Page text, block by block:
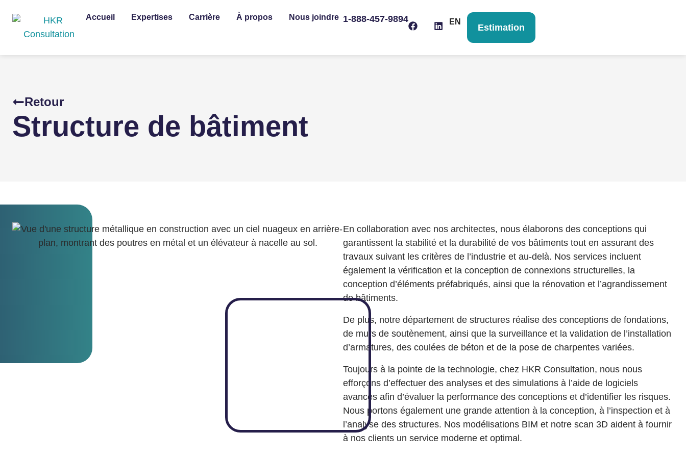
Accueil Expertises Carrière À propos Nous joindre 1-888-457-9894 EN
Estimation
Retour
Structure de bâtiment
En collaboration avec nos architectes, nous élaborons des conceptions qui
garantissent la stabilité et la durabilité de vos bâtiments tout en assurant des
travaux suivant les critères de l’industrie et au-delà. Nos services incluent
également la vérification et la conception de connexions structurelles, la
conception d’éléments préfabriqués, ainsi que la rénovation et l’agrandissement
de bâtiments.
De plus, notre département de structures réalise des conceptions de fondations,
de murs de soutènement, ainsi que la surveillance et la validation de l’installation
d’armatures, des coulées de béton et de la pose de charpentes variées.
Toujours à la pointe de la technologie, chez HKR Consultation, nous nous
efforçons d’effectuer des analyses et des simulations à l’aide de logiciels
avancés afin d’évaluer la performance des conceptions et d’identifier les risques.
Nous portons également une grande attention à la conception, à l’inspection et à
l’analyse des structures. Nos modélisations BIM et notre scan 3D aident à fournir
à nos clients un service moderne et optimal.